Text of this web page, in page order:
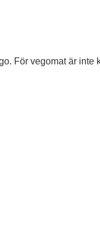
För vegomat är